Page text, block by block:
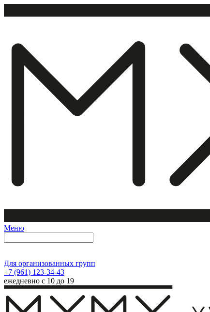
Меню
Для организованных групп
+7 (961) 123-34-43
ежедневно с 10 до 19